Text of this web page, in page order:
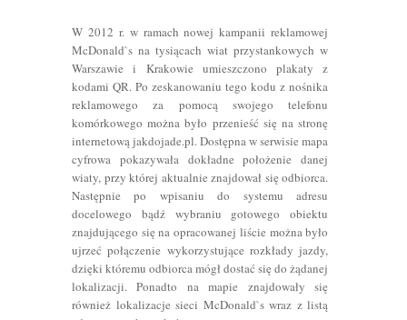
W 2012 r. w ramach nowej kampanii reklamowej
McDonald`s na tysiącach wiat przystankowych w
Warszawie i Krakowie umieszczono plakaty z
kodami QR. Po zeskanowaniu tego kodu z nośnika
reklamowego za pomocą swojego telefonu
komórkowego można było przenieść się na stronę
internetową jakdojade.pl. Dostępna w serwisie mapa
cyfrowa pokazywała dokładne położenie danej
wiaty, przy której aktualnie znajdował się odbiorca.
Następnie po wpisaniu do systemu adresu
docelowego bądź wybraniu gotowego obiektu
znajdującego się na opracowanej liście można było
ujrzeć połączenie wykorzystujące rozkłady jazdy,
dzięki któremu odbiorca mógł dostać się do żądanej
lokalizacji. Ponadto na mapie znajdowały się
również lokalizacje sieci McDonald`s wraz z listą